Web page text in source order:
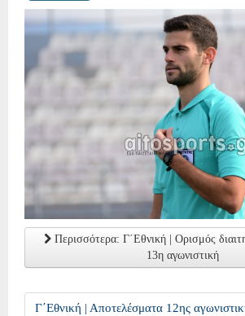
Περισσότερα: Γ΄Εθνική | Ορισμός
13η αγωνιστική
Γ΄Εθνική | Αποτελέσματα 12ης